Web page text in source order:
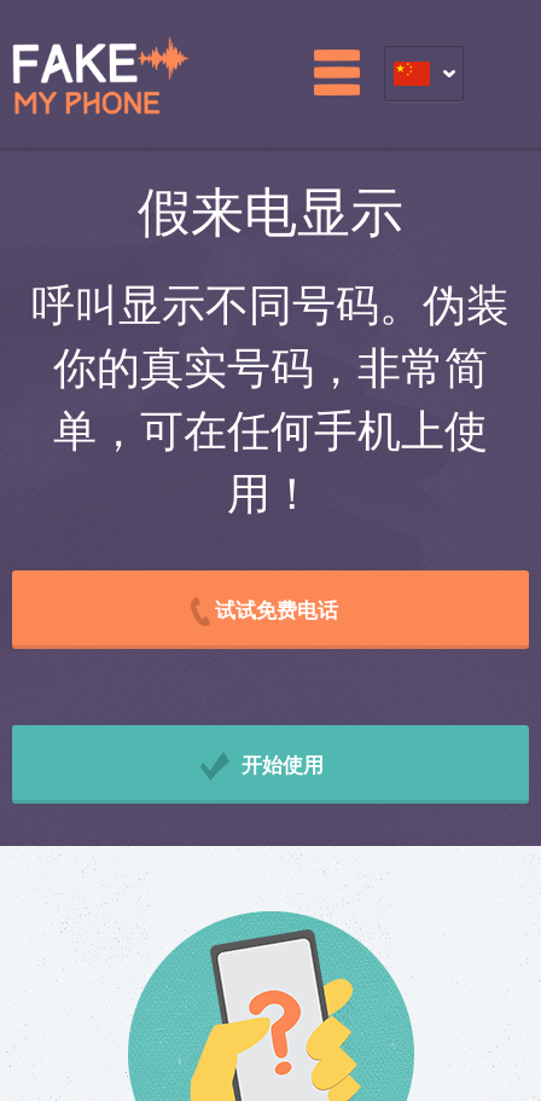
假来电显示
呼叫显示不同号码。伪装
你的真实号码，非常简
单，可在任何手机上使
用！
试试免费电话
开始使用